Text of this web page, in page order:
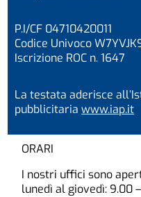
P.I/CF 04710420011
Codice Univoco
Iscrizione ROC n. 1647
La testata aderisce
pubblicitariawww.iap.it
ORARI
I nostri uffici sono
lunedì al giovedì: 9.00